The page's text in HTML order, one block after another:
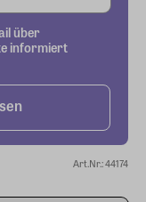
über
informiert
Art.Nr.: 44174